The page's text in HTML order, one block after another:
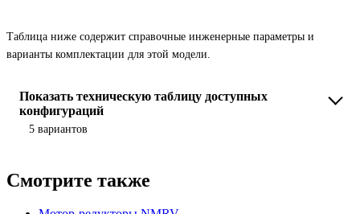
Таблица ниже содержит справочные инженерные параметры и
варианты комплектации для этой модели.
Показать техническую таблицу доступных
конфигураций
5 вариантов
Смотрите также